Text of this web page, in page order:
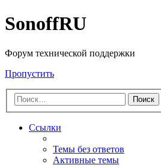
SonoffRU
Форум технической поддержки
Пропустить
Поиск
Ссылки
Темы без ответов
Активные темы